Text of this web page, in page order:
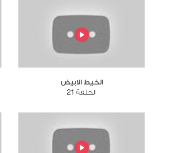
الخيط الابيض
الحلقة 21